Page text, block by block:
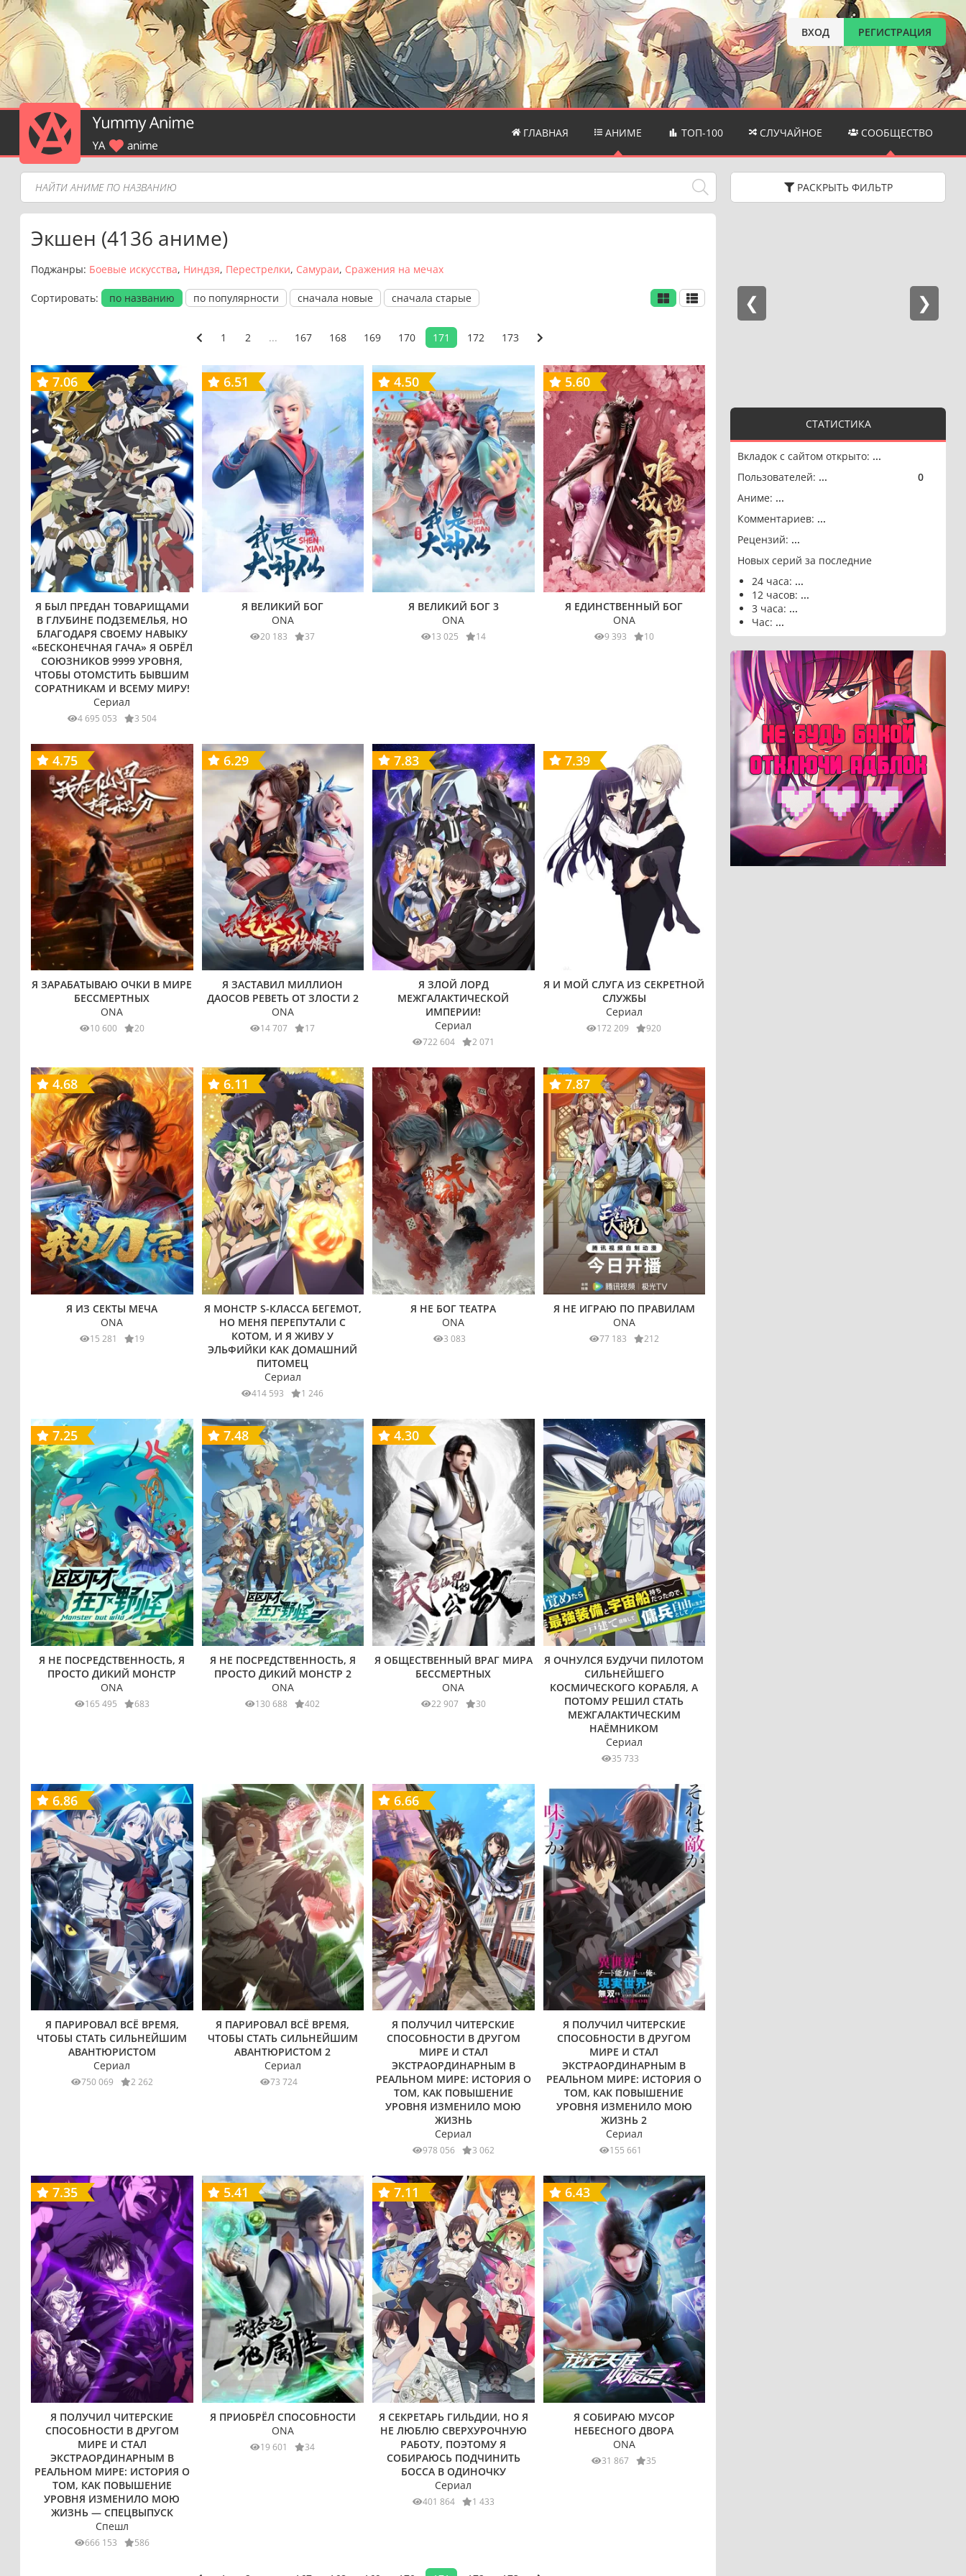
ВХОД РЕГИСТРАЦИЯ
ГЛАВНАЯ АНИМЕ ТОП-100 СЛУЧАЙНОЕ СООБЩЕСТВО
РАСКРЫТЬ ФИЛЬТР
СТАТИСТИКА
Вкладок с сайтом открыто: ...
Пользователей: ... 0
Аниме: ...
Комментариев: ...
Рецензий: ...
Новых серий за последние
24 часа: ...
12 часов: ...
3 часа: ...
Час: ...
Экшен (4136 аниме)
Поджанры: Боевые искусства Ниндзя Перестрелки Самураи Сражения на мечах
Сортировать: по названию по популярности сначала новые сначала старые
1 2 ... 167 168 169 170 171 172 173
7.06
Я БЫЛ ПРЕДАН ТОВАРИЩАМИ
В ГЛУБИНЕ ПОДЗЕМЕЛЬЯ, НО
БЛАГОДАРЯ СВОЕМУ НАВЫКУ
«БЕСКОНЕЧНАЯ ГАЧА» Я ОБРЁЛ
СОЮЗНИКОВ 9999 УРОВНЯ,
ЧТОБЫ ОТОМСТИТЬ БЫВШИМ
СОРАТНИКАМ И ВСЕМУ МИРУ!
Сериал
4 695 053 3 504
6.51
Я ВЕЛИКИЙ БОГ
ONA
20 183 37
4.50
Я ВЕЛИКИЙ БОГ 3
ONA
13 025 14
5.60
Я ЕДИНСТВЕННЫЙ БОГ
ONA
9 393 10
4.75
Я ЗАРАБАТЫВАЮ ОЧКИ В МИРЕ
БЕССМЕРТНЫХ
ONA
10 600 20
6.29
Я ЗАСТАВИЛ МИЛЛИОН
ДАОСОВ РЕВЕТЬ ОТ ЗЛОСТИ 2
ONA
14 707 17
7.83
Я ЗЛОЙ ЛОРД
МЕЖГАЛАКТИЧЕСКОЙ
ИМПЕРИИ!
Сериал
722 604 2 071
7.39
Я И МОЙ СЛУГА ИЗ СЕКРЕТНОЙ
СЛУЖБЫ
Сериал
172 209 920
4.68
Я ИЗ СЕКТЫ МЕЧА
ONA
15 281 19
6.11
Я МОНСТР S-КЛАССА БЕГЕМОТ,
НО МЕНЯ ПЕРЕПУТАЛИ С
КОТОМ, И Я ЖИВУ У
ЭЛЬФИЙКИ КАК ДОМАШНИЙ
ПИТОМЕЦ
Сериал
414 593 1 246
Я НЕ БОГ ТЕАТРА
ONA
3 083
7.87
Я НЕ ИГРАЮ ПО ПРАВИЛАМ
ONA
77 183 212
7.25
Я НЕ ПОСРЕДСТВЕННОСТЬ, Я
ПРОСТО ДИКИЙ МОНСТР
ONA
165 495 683
7.48
Я НЕ ПОСРЕДСТВЕННОСТЬ, Я
ПРОСТО ДИКИЙ МОНСТР 2
ONA
130 688 402
4.30
Я ОБЩЕСТВЕННЫЙ ВРАГ МИРА
БЕССМЕРТНЫХ
ONA
22 907 30
Я ОЧНУЛСЯ БУДУЧИ ПИЛОТОМ
СИЛЬНЕЙШЕГО
КОСМИЧЕСКОГО КОРАБЛЯ, А
ПОТОМУ РЕШИЛ СТАТЬ
МЕЖГАЛАКТИЧЕСКИМ
НАЁМНИКОМ
Сериал
35 733
6.86
Я ПАРИРОВАЛ ВСЁ ВРЕМЯ,
ЧТОБЫ СТАТЬ СИЛЬНЕЙШИМ
АВАНТЮРИСТОМ
Сериал
750 069 2 262
Я ПАРИРОВАЛ ВСЁ ВРЕМЯ,
ЧТОБЫ СТАТЬ СИЛЬНЕЙШИМ
АВАНТЮРИСТОМ 2
Сериал
73 724
6.66
Я ПОЛУЧИЛ ЧИТЕРСКИЕ
СПОСОБНОСТИ В ДРУГОМ
МИРЕ И СТАЛ
ЭКСТРАОРДИНАРНЫМ В
РЕАЛЬНОМ МИРЕ: ИСТОРИЯ О
ТОМ, КАК ПОВЫШЕНИЕ
УРОВНЯ ИЗМЕНИЛО МОЮ
ЖИЗНЬ
Сериал
978 056 3 062
Я ПОЛУЧИЛ ЧИТЕРСКИЕ
СПОСОБНОСТИ В ДРУГОМ
МИРЕ И СТАЛ
ЭКСТРАОРДИНАРНЫМ В
РЕАЛЬНОМ МИРЕ: ИСТОРИЯ О
ТОМ, КАК ПОВЫШЕНИЕ
УРОВНЯ ИЗМЕНИЛО МОЮ
ЖИЗНЬ 2
Сериал
155 661
7.35
Я ПОЛУЧИЛ ЧИТЕРСКИЕ
СПОСОБНОСТИ В ДРУГОМ
МИРЕ И СТАЛ
ЭКСТРАОРДИНАРНЫМ В
РЕАЛЬНОМ МИРЕ: ИСТОРИЯ О
ТОМ, КАК ПОВЫШЕНИЕ
УРОВНЯ ИЗМЕНИЛО МОЮ
ЖИЗНЬ — СПЕЦВЫПУСК
Спешл
666 153 586
5.41
Я ПРИОБРЁЛ СПОСОБНОСТИ
ONA
19 601 34
7.11
Я СЕКРЕТАРЬ ГИЛЬДИИ, НО Я
НЕ ЛЮБЛЮ СВЕРХУРОЧНУЮ
РАБОТУ, ПОЭТОМУ Я
СОБИРАЮСЬ ПОДЧИНИТЬ
БОССА В ОДИНОЧКУ
Сериал
401 864 1 433
6.43
Я СОБИРАЮ МУСОР
НЕБЕСНОГО ДВОРА
ONA
31 867 35